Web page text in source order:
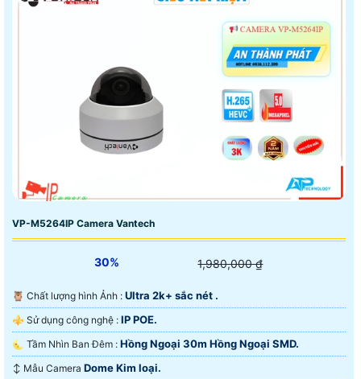
VP-M5264IP Camera Vantech
30% 1,980,000 ₫
🦉 Chất lượng hình Ảnh : Ultra 2k+ sắc nét .
⚜️ Sử dụng công nghệ : IP POE.
🌜 Tầm Nhìn Ban Đêm : Hồng Ngoại 30m Hồng Ngoại SMD.
↕️ Mẫu Camera Dome Kim loại.